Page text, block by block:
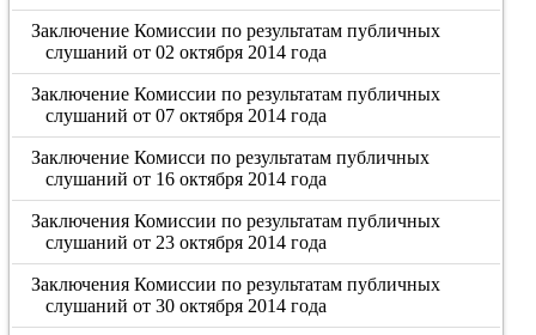
Заключение Комиссии по результатам публичных
слушаний от 02 октября 2014 года
Заключение Комиссии по результатам публичных
слушаний от 07 октября 2014 года
Заключение Комисси по результатам публичных
слушаний от 16 октября 2014 года
Заключения Комиссии по результатам публичных
слушаний от 23 октября 2014 года
Заключения Комиссии по результатам публичных
слушаний от 30 октября 2014 года